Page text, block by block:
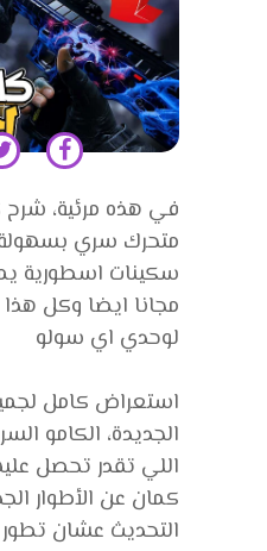
في هذه مرئية،
سكينات اسطورية
مجانا ايضا وكل
لوحدي اي سولو
استعراض كامل
الجديدة، الكامو
اللي تقدر تحصل
كمان عن الأطوار
التحديث عشان